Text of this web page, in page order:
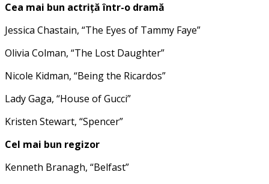
Cea mai bun actriță într-o dramă
Jessica Chastain, “The Eyes of Tammy Faye”
Olivia Colman, “The Lost Daughter”
Nicole Kidman, “Being the Ricardos”
Lady Gaga, “House of Gucci”
Kristen Stewart, “Spencer”
Cel mai bun regizor
Kenneth Branagh, “Belfast”